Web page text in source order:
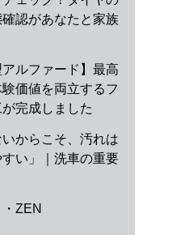
認があなたと家族
アルファード】最高
価値を両立するフ
完成しました
いからこそ、汚れは
い」｜洗車の重要
・ZEN